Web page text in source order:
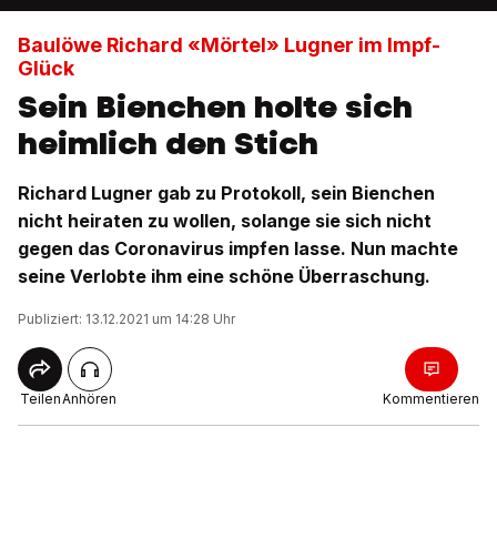
Baulöwe Richard «Mörtel» Lugner im Impf-
Glück
Sein Bienchen holte sich
heimlich den Stich
Richard Lugner gab zu Protokoll, sein Bienchen
nicht heiraten zu wollen, solange sie sich nicht
gegen das Coronavirus impfen lasse. Nun machte
seine Verlobte ihm eine schöne Überraschung.
Publiziert: 13.12.2021 um 14:28 Uhr
TeilenAnhören Kommentieren